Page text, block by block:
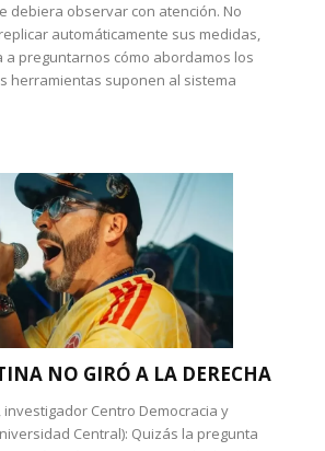
debiera observar con atención. No
automáticamente sus medidas,
a preguntarnos cómo abordamos los
herramientas suponen al sistema
NO GIRÓ A LA DERECHA
investigador Centro Democracia y
Central): Quizás la pregunta